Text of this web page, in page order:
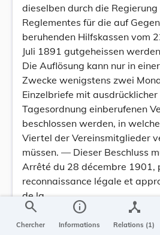
dieselben durch die
Reglementes für die auf
beruhenden Hilfskassen vom
Juli 1891 gutgeheissen
Die Auflösung kann nur in
Zwecke wenigstens zwei
Einzelbriefe mit
Tagesordnung einberufenen
beschlossen werden, in
Viertel der Vereinsmitglieder
müssen. — Dieser Beschluss
Arrêté du 28 décembre 1901,
reconnaissance légale et
de la
Société mutualiste
mortalité du bétail à Itzig.
search
Chercher
info
Informations
device_hub
Relations (1)